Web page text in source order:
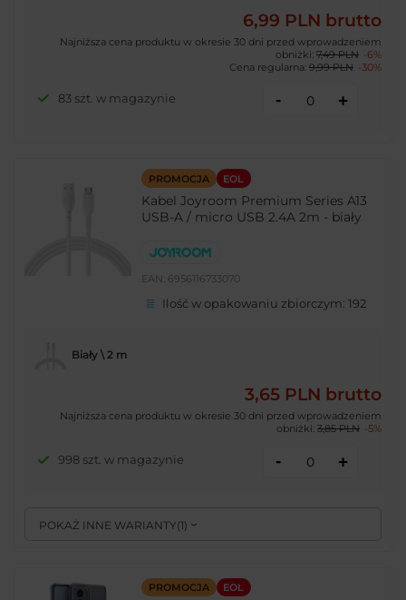
6,99 PLN brutto
Najniższa cena produktu w okresie 30 dni przed wprowadzeniem
obniżki: 7,49 PLN -6%
Cena regularna: 9,99 PLN -30%
83 szt. w magazynie - +
PROMOCJA EOL
Kabel Joyroom Premium Series A13
USB-A / micro USB 2.4A 2m - biały
EAN: 6956116733070
Ilość w opakowaniu zbiorczym:192
POKAŻ INNE WARIANTY( 1)
Biały \ 2 m
3,65 PLN brutto
Najniższa cena produktu w okresie 30 dni przed wprowadzeniem
obniżki: 3,85 PLN -5%
998 szt. w magazynie - +
PROMOCJA EOL